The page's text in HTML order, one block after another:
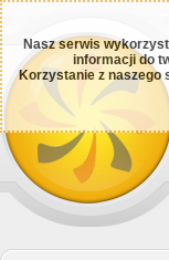
Nasz serwis
informacji do
Korzystanie z naszego